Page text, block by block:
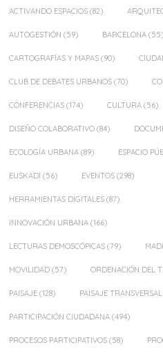
ACTIVANDO ESPACIOS (82)
AUTOGESTIÓN (59) BARCELONA (55)
CARTOGRAFÍAS Y MAPAS (90)
CLUB DE DEBATES URBANOS (70)
CONFERENCIAS (174) CULTURA (56)
DISEÑO COLABORATIVO (84)
ECOLOGÍA URBANA (89) ESPACIO
EUSKADI (56) EVENTOS (298)
HERRAMIENTAS DIGITALES (87)
INNOVACIÓN URBANA (166)
LECTURAS DEMOSCÓPICAS (79)
MOVILIDAD (57) ORDENACIÓN DEL
PAISAJE (128) PAISAJE TRANSVERSAL
PARTICIPACIÓN CIUDADANA (494)
PROCESOS PARTICIPATIVOS (58)